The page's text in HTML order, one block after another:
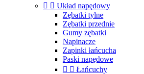
  Układ napędowy
Zębatki tylne
Zębatki przednie
Gumy zębatki
Napinacze
Zapinki łańcucha
Paski napędowe
  Łańcuchy